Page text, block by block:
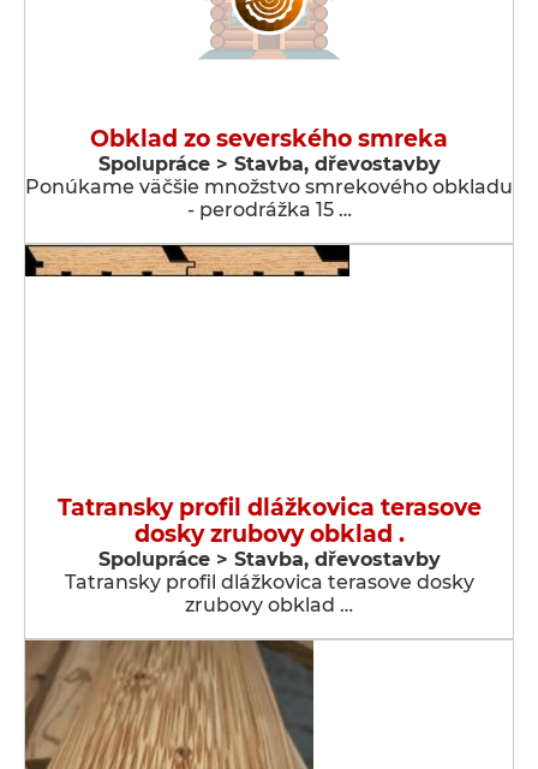
Obklad zo severského smreka
Spolupráce > Stavba, dřevostavby
Ponúkame väčšie množstvo smrekového obkladu
- perodrážka 15 …
Tatransky profil dlážkovica terasove
dosky zrubovy obklad .
Spolupráce > Stavba, dřevostavby
Tatransky profil dlážkovica terasove dosky
zrubovy obklad …